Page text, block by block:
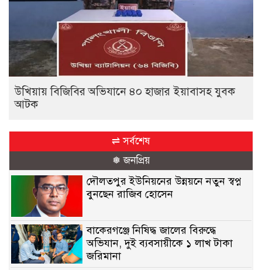
উখিয়ায় বিজিবির অভিযানে ৪০ হাজার ইয়াবাসহ যুবক
আটক
⇌ সর্বশেষ
❅ জনপ্রিয়
দৌলতপুর ইউনিয়নের উন্নয়নে নতুন স্বপ্ন
বুনছেন রাজিব হোসেন
বাকেরগঞ্জে নিষিদ্ধ জালের বিরুদ্ধে
অভিযান, দুই ব্যবসায়ীকে ১ লাখ টাকা
জরিমানা